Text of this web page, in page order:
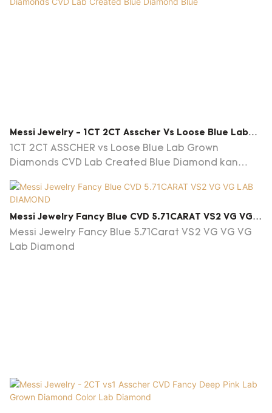
Messi Jewelry - 1CT 2CT Asscher Vs Loose Blue Lab
Grown Diamonds CVD Lab Created Blue Diamond Blue
1CT 2CT ASSCHER vs Loose Blue Lab Grown
Diamonds CVD Lab Created Blue Diamond kan
förbättra företagets konkurrenskraft och hjälpa
företaget att få ett fast fotfäste i dagens mycket
med en hög hastighet. Vi antar en mängd olika
tekniker i produktionen. Produkten har fått
enhälliga gynnsamma kommentarer från
Messi Jewelry Fancy Blue CVD 5.71CARAT VS2 VG VG
LAB DIAMOND
Messi Jewelry Fancy Blue 5.71Carat VS2 VG VG VG
Lab Diamond